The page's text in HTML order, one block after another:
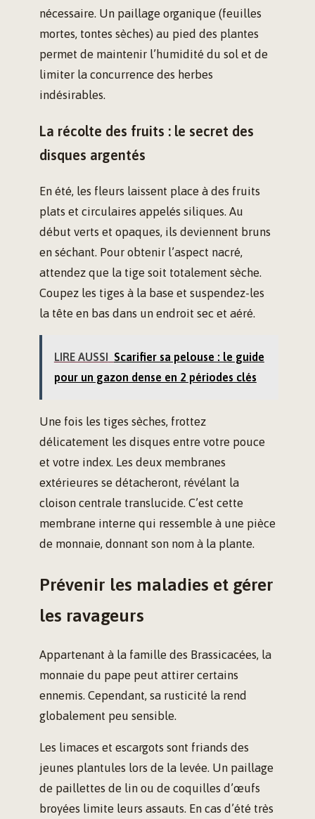
nécessaire. Un paillage organique (feuilles
mortes, tontes sèches) au pied des plantes
permet de maintenir l’humidité du sol et de
limiter la concurrence des herbes
indésirables.
La récolte des fruits : le secret des
disques argentés
En été, les fleurs laissent place à des fruits
plats et circulaires appelés siliques. Au
début verts et opaques, ils deviennent bruns
en séchant. Pour obtenir l’aspect nacré,
attendez que la tige soit totalement sèche.
Coupez les tiges à la base et suspendez-les
la tête en bas dans un endroit sec et aéré.
LIRE AUSSI Scarifier sa pelouse : le guide
pour un gazon dense en 2 périodes clés
Une fois les tiges sèches, frottez
délicatement les disques entre votre pouce
et votre index. Les deux membranes
extérieures se détacheront, révélant la
cloison centrale translucide. C’est cette
membrane interne qui ressemble à une pièce
de monnaie, donnant son nom à la plante.
Prévenir les maladies et gérer
les ravageurs
Appartenant à la famille des Brassicacées, la
monnaie du pape peut attirer certains
ennemis. Cependant, sa rusticité la rend
globalement peu sensible.
Les limaces et escargots sont friands des
jeunes plantules lors de la levée. Un paillage
de paillettes de lin ou de coquilles d’œufs
broyées limite leurs assauts. En cas d’été très